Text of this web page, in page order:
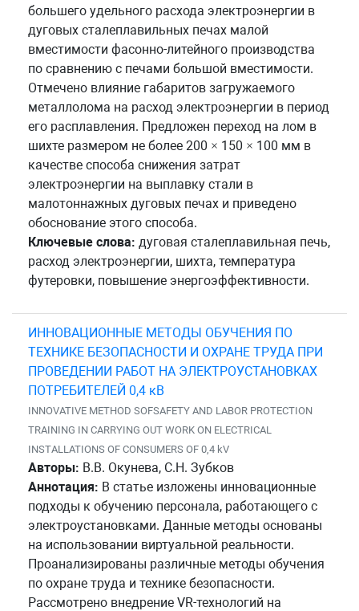
большего удельного расхода электроэнергии в
дуговых сталеплавильных печах малой
вместимости фасонно-литейного производства
по сравнению с печами большой вместимости.
Отмечено влияние габаритов загружаемого
металлолома на расход электроэнергии в период
его расплавления. Предложен переход на лом в
шихте размером не более 200 × 150 × 100 мм в
качестве способа снижения затрат
электроэнергии на выплавку стали в
малотоннажных дуговых печах и приведено
обоснование этого способа.
Ключевые слова: дуговая сталеплавильная печь,
расход электроэнергии, шихта, температура
футеровки, повышение энергоэффективности.
ИННОВАЦИОННЫЕ МЕТОДЫ ОБУЧЕНИЯ ПО
ТЕХНИКЕ БЕЗОПАСНОСТИ И ОХРАНЕ ТРУДА ПРИ
ПРОВЕДЕНИИ РАБОТ НА ЭЛЕКТРОУСТАНОВКАХ
ПОТРЕБИТЕЛЕЙ 0,4 кВ
INNOVATIVE METHOD SOFSAFETY AND LABOR PROTECTION
TRAINING IN CARRYING OUT WORK ON ELECTRICAL
INSTALLATIONS OF CONSUMERS OF 0,4 kV
Авторы: В.В. Окунева, С.Н. Зубков
Аннотация: В статье изложены инновационные
подходы к обучению персонала, работающего с
электроустановками. Данные методы основаны
на использовании виртуальной реальности.
Проанализированы различные методы обучения
по охране труда и технике безопасности.
Рассмотрено внедрение VR-технологий на